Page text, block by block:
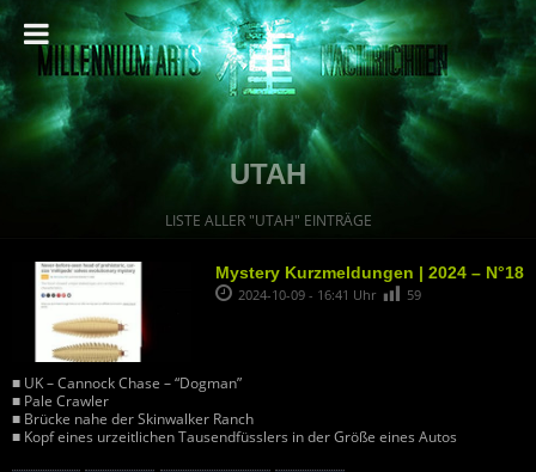
UTAH
LISTE ALLER "UTAH" EINTRÄGE
Mystery Kurzmeldungen | 2024 – N°18
2024-10-09 - 16:41 Uhr 59
■ UK – Cannock Chase – “Dogman”
■ Pale Crawler
■ Brücke nahe der Skinwalker Ranch
■ Kopf eines urzeitlichen Tausendfüsslers in der Größe eines Autos